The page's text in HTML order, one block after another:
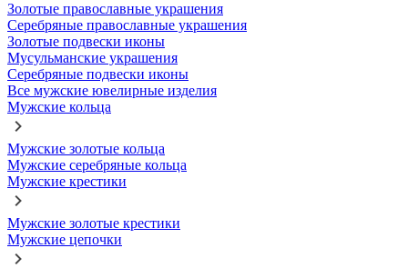
Золотые православные украшения
Серебряные православные украшения
Золотые подвески иконы
Мусульманские украшения
Серебряные подвески иконы
Все мужские ювелирные изделия
Мужские кольца
Мужские золотые кольца
Мужские серебряные кольца
Мужские крестики
Мужские золотые крестики
Мужские цепочки